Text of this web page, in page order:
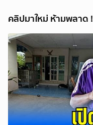
คลิปมาใหม่ ห้ามพลาด !